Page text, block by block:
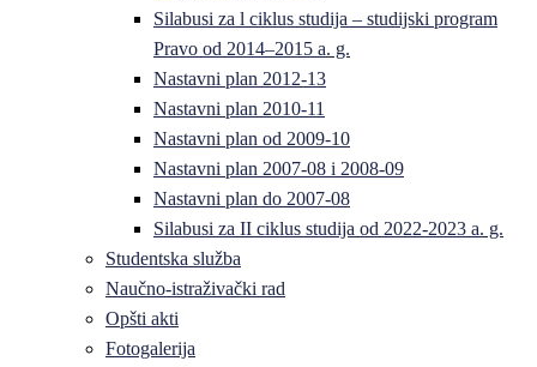
Silabusi za l ciklus studija – studijski program
Pravo od 2014–2015 a. g.
Nastavni plan 2012-13
Nastavni plan 2010-11
Nastavni plan od 2009-10
Nastavni plan 2007-08 i 2008-09
Nastavni plan do 2007-08
Silabusi za II ciklus studija od 2022-2023 a. g.
Studentska služba
Naučno-istraživački rad
Opšti akti
Fotogalerija